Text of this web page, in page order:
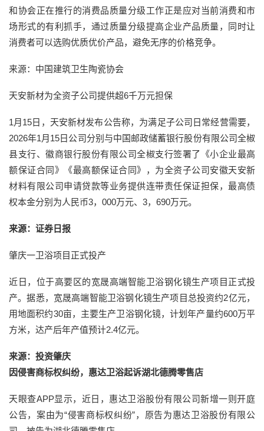
和协会正在推行的消费品质量分级工作正是应对当前消费和市
场形式的有利抓手，通过质量分级提高企业产品质量，同时让
消费者可以选购优质优价产品，避免无序的价格竞争。
来源：中国建筑卫生陶瓷协会
天安新材为全资子公司提供超6千万元担保
1月15日，天安新材发布公告称，为满足子公司日常经营需要，
2026年1月15日公司分别与中国邮政储蓄银行股份有限公司全椒
县支行、徽商银行股份有限公司全椒支行签署了《小企业最高
额保证合同》《最高额保证合同》，为全资子公司安徽天安新
材料有限公司申请贷款等业务提供连带责任保证担保，最高债
权本金分别为人民币3，000万元、3，690万元。
来源：证券日报
肇庆一卫浴项目正式投产
近日，位于高要区的宽晟高端智能卫浴钢化镜生产项目正式投
产。据悉，宽晟高端智能卫浴钢化镜生产项目总投资约2亿元，
用地面积约30亩，主要生产卫浴钢化镜，计划年产量约600万平
方米，达产后年产值预计2.4亿元。
来源：投资肇庆
因侵害商标权纠纷，惠达卫浴起诉湖北德腾零售店
天眼查APP显示，近日，惠达卫浴股份有限公司新增一则开庭
公告，案由为“侵害商标权纠纷”，原告为惠达卫浴股份有限公